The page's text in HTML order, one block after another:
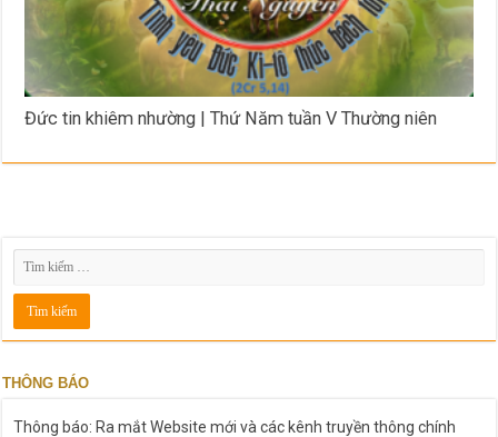
Đức tin khiêm nhường | Thứ Năm tuần V Thường niên
THÔNG BÁO
Thông báo: Ra mắt Website mới và các kênh truyền thông chính